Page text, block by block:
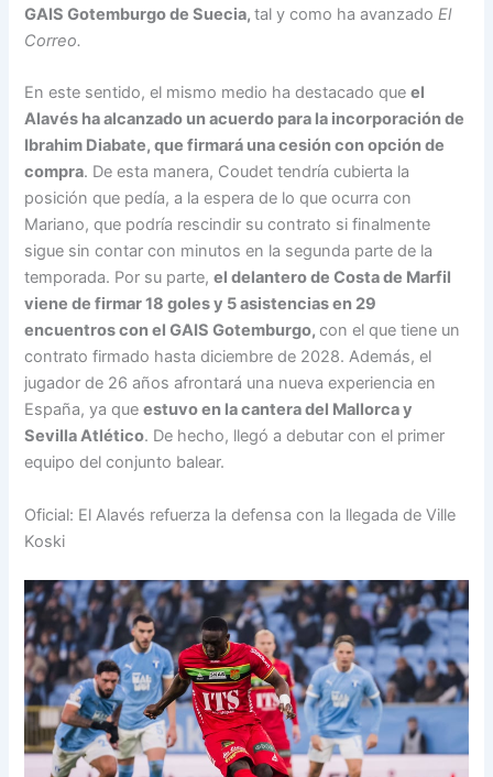
GAIS Gotemburgo de Suecia,tal y como ha avanzado El
Correo.
En este sentido, el mismo medio ha destacado queel
Alavés ha alcanzado un acuerdo para la incorporación de
Ibrahim Diabate, que firmará una cesión con opción de
compra. De esta manera, Coudet tendría cubierta la
posición que pedía, a la espera de lo que ocurra con
Mariano, que podría rescindir su contrato si finalmente
sigue sin contar con minutos en la segunda parte de la
temporada. Por su parte,el delantero de Costa de Marfil
viene de firmar 18 goles y 5 asistencias en 29
encuentros con el GAIS Gotemburgo,con el que tiene un
contrato firmado hasta diciembre de 2028. Además, el
jugador de 26 años afrontará una nueva experiencia en
España, ya queestuvo en la cantera del Mallorca y
Sevilla Atlético. De hecho, llegó a debutar con el primer
equipo del conjunto balear.
Oficial: El Alavés refuerza la defensa con la llegada de Ville
Koski